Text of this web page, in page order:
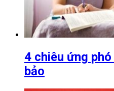
4 chiêu ứng
bảo